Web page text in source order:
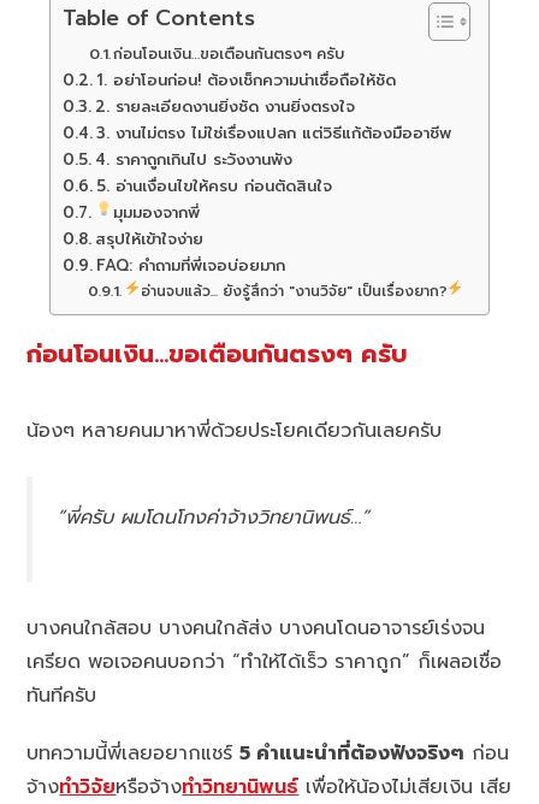
Table of Contents
ก่อนโอนเงิน…ขอเตือนกันตรงๆ ครับ
1. อย่าโอนก่อน! ต้องเช็กความน่าเชื่อถือให้ชัด
2. รายละเอียดงานยิ่งชัด งานยิ่งตรงใจ
3. งานไม่ตรง ไม่ใช่เรื่องแปลก แต่วิธีแก้ต้องมืออาชีพ
4. ราคาถูกเกินไป ระวังงานพัง
5. อ่านเงื่อนไขให้ครบ ก่อนตัดสินใจ
มุมมองจากพี่
สรุปให้เข้าใจง่าย
FAQ: คำถามที่พี่เจอบ่อยมาก
อ่านจบแล้ว... ยังรู้สึกว่า "งานวิจัย" เป็นเรื่องยาก?
ก่อนโอนเงิน…ขอเตือนกันตรงๆ ครับ
น้องๆ หลายคนมาหาพี่ด้วยประโยคเดียวกันเลยครับ
“พี่ครับ ผมโดนโกงค่าจ้างวิทยานิพนธ์…”
บางคนใกล้สอบ บางคนใกล้ส่ง บางคนโดนอาจารย์เร่งจน
เครียด พอเจอคนบอกว่า “ทำให้ได้เร็ว ราคาถูก” ก็เผลอเชื่อ
ทันทีครับ
บทความนี้พี่เลยอยากแชร์5 คำแนะนำที่ต้องฟังจริงๆ ก่อน
จ้างทำวิจัยหรือจ้างทำวิทยานิพนธ์ เพื่อให้น้องไม่เสียเงิน เสีย